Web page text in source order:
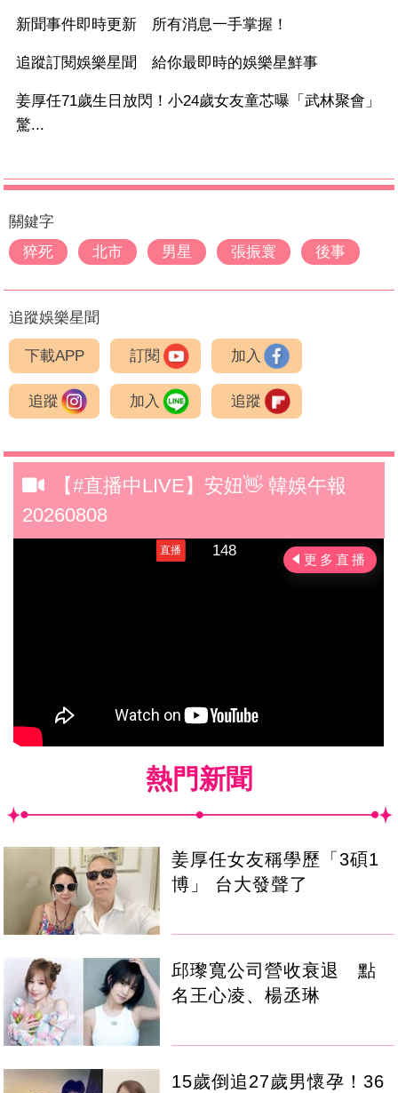
新聞事件即時更新 所有消息一手掌握！
追蹤訂閱娛樂星聞 給你最即時的娛樂星鮮事
姜厚任71歲生日放閃！小24歲女友童芯曝「武林聚會」
驚...
關鍵字
猝死
北市 男星 張振寰 後事
追蹤娛樂星聞
下載APP 訂閱 加入
追蹤 加入 追蹤
【#直播中LIVE】安妞👋 韓娛午報
20260808
熱門新聞
姜厚任女友稱學歷「3碩1
博」 台大發聲了
邱瓈寬公司營收衰退 點
名王心凌、楊丞琳
15歲倒追27歲男懷孕！36